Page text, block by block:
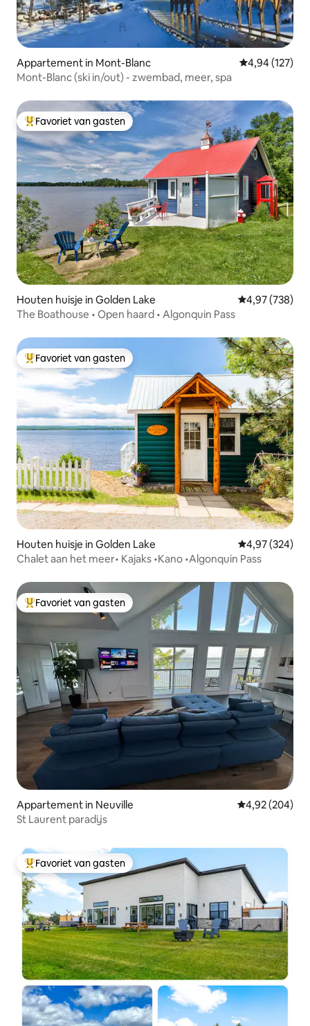
Appartement in Mont-Blanc Gemiddelde
4,94 (127)
Mont-Blanc (ski in/out) - zwembad, meer, spa
Topfavoriet van gasten
Favoriet van gasten
Houten huisje in Golden Lake Gemiddelde
4,97 (738)
The Boathouse • Open haard • Algonquin Pass
Topfavoriet van gasten
Favoriet van gasten
Houten huisje in Golden Lake Gemiddelde
4,97 (324)
Chalet aan het meer• Kajaks •Kano •Algonquin Pass
Topfavoriet van gasten
Favoriet van gasten
Appartement in Neuville Gemiddelde
4,92 (204)
St Laurent paradijs
Topfavoriet van gasten
Favoriet van gasten